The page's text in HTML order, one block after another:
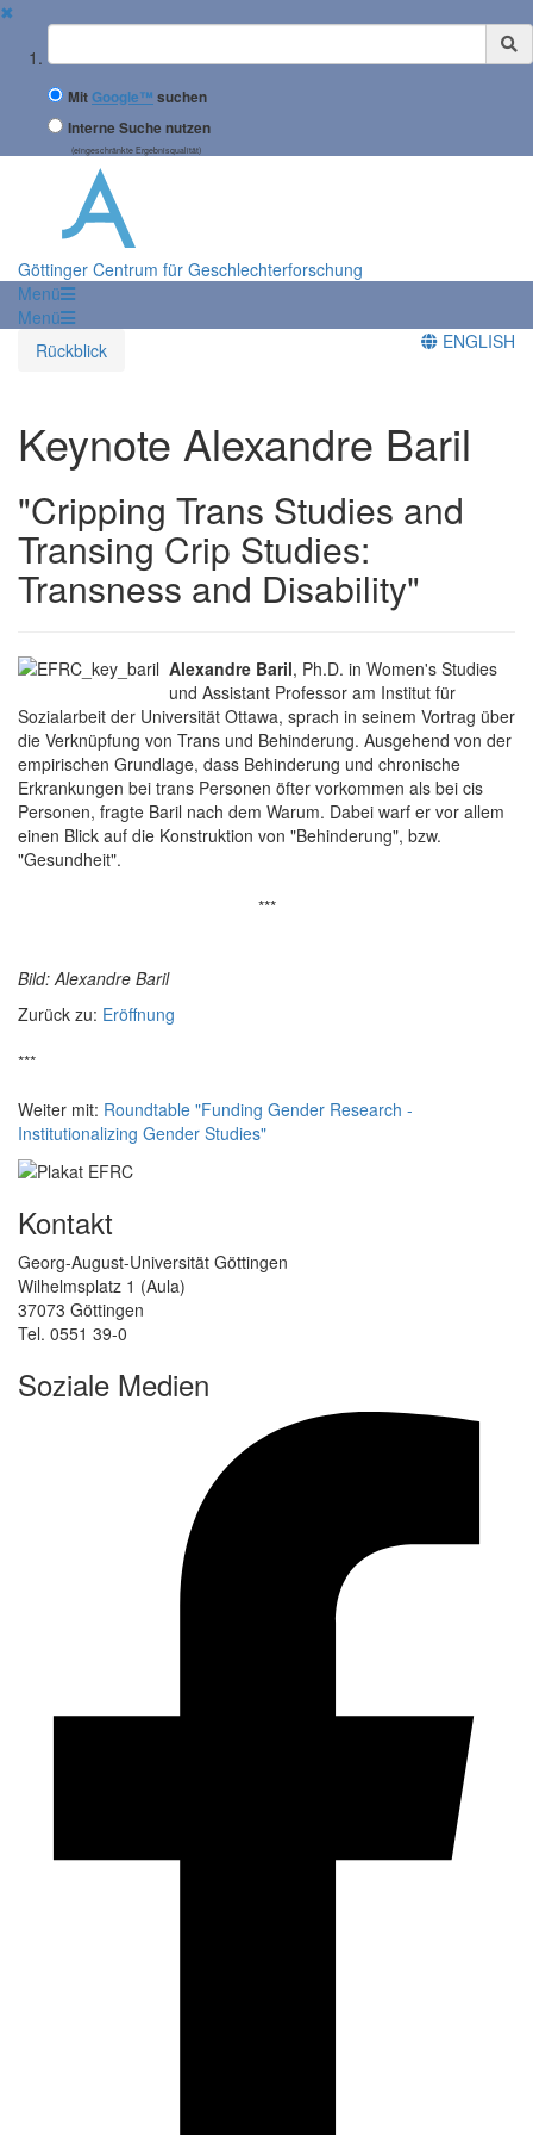
✖
Suchbegriff
MitGoogle™ suchen
Interne Suche nutzen
(eingeschränkte Ergebnisqualität)
Göttinger Centrum für Geschlechterforschung
Menü
Menü
Rückblick
ENGLISH
Keynote Alexandre Baril
"Cripping Trans Studies and
Transing Crip Studies:
Transness and Disability"
Alexandre Baril, Ph.D. in Women's Studies
und Assistant Professor am Institut für
Sozialarbeit der Universität Ottawa, sprach in seinem Vortrag über
die Verknüpfung von Trans und Behinderung. Ausgehend von der
empirischen Grundlage, dass Behinderung und chronische
Erkrankungen bei trans Personen öfter vorkommen als bei cis
Personen, fragte Baril nach dem Warum. Dabei warf er vor allem
einen Blick auf die Konstruktion von "Behinderung", bzw.
"Gesundheit".
***
Bild: Alexandre Baril
Zurück zu: Eröffnung
***
Weiter mit: Roundtable "Funding Gender Research -
Institutionalizing Gender Studies"
Kontakt
Georg-August-Universität Göttingen
Wilhelmsplatz 1 (Aula)
37073 Göttingen
Tel. 0551 39-0
Soziale Medien